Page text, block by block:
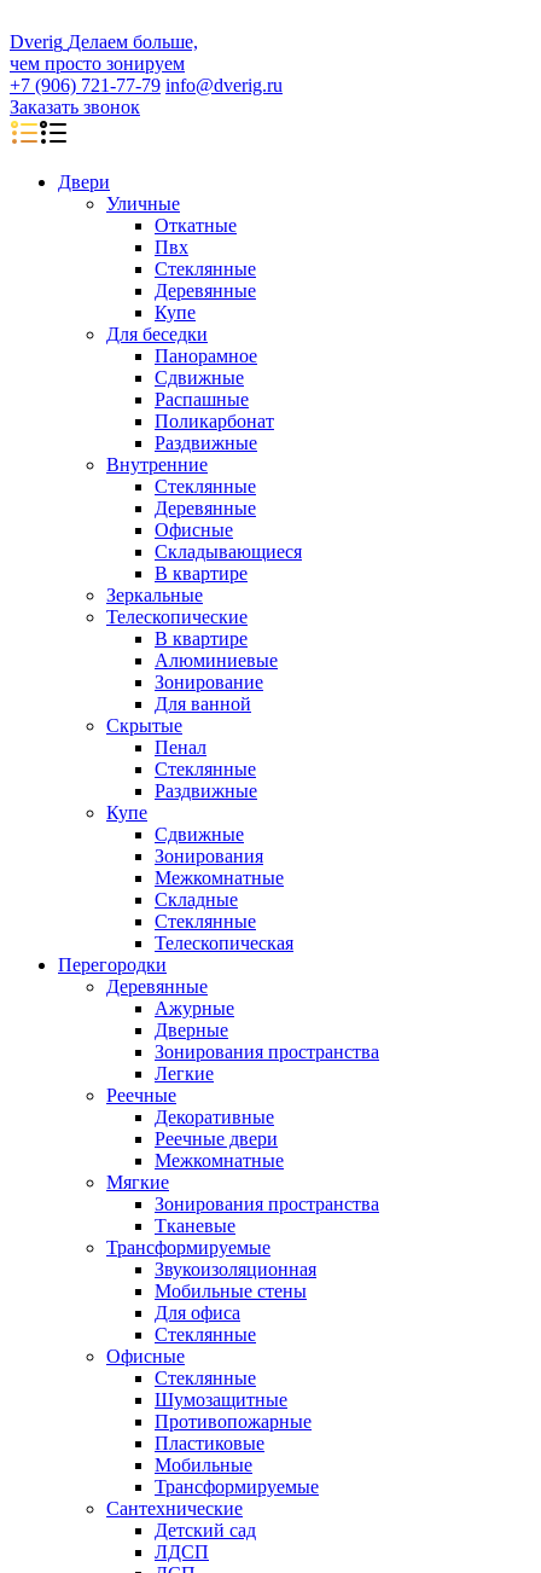
Dverig Делаем больше,
чем просто зонируем
+7 (906) 721-77-79 info@dverig.ru
Заказать звонок
Двери
Уличные
Откатные
Пвх
Стеклянные
Деревянные
Купе
Для беседки
Панорамное
Сдвижные
Распашные
Поликарбонат
Раздвижные
Внутренние
Стеклянные
Деревянные
Офисные
Складывающиеся
В квартире
Зеркальные
Телескопические
В квартире
Алюминиевые
Зонирование
Для ванной
Скрытые
Пенал
Стеклянные
Раздвижные
Купе
Сдвижные
Зонирования
Межкомнатные
Складные
Стеклянные
Телескопическая
Перегородки
Деревянные
Ажурные
Дверные
Зонирования пространства
Легкие
Реечные
Декоративные
Реечные двери
Межкомнатные
Мягкие
Зонирования пространства
Тканевые
Трансформируемые
Звукоизоляционная
Мобильные стены
Для офиса
Стеклянные
Офисные
Стеклянные
Шумозащитные
Противопожарные
Пластиковые
Мобильные
Трансформируемые
Сантехнические
Детский сад
ЛДСП